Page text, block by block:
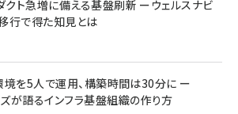
クト急増に備える基盤刷新 ーウェルスナビ
行で得た知見とは
境を5人で運用、構築時間は30分に ー
が語るインフラ基盤組織の作り方